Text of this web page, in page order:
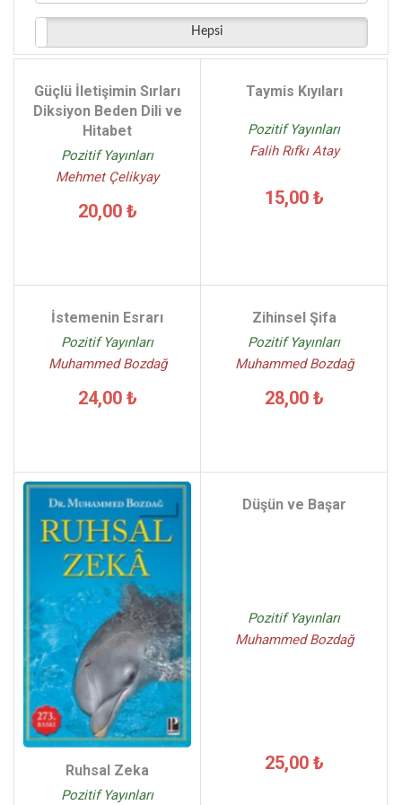
Edward M. Hallowell John J. Ratey - (1)
Temple Grandin Richard Panek - (1)
Moises Naim - (1)
Selin Topçuoğlu Kasırga - (1)
Muharrem Kaşıtoğlu - (1)
Hepsi
Güçlü İletişimin Sırları
Diksiyon Beden Dili ve
Hitabet
Pozitif Yayınları
Mehmet Çelikyay
20,00 ₺
Taymis Kıyıları
Pozitif Yayınları
Falih Rıfkı Atay
15,00 ₺
İstemenin Esrarı
Pozitif Yayınları
Muhammed Bozdağ
24,00 ₺
Zihinsel Şifa
Pozitif Yayınları
Muhammed Bozdağ
28,00 ₺
Ruhsal Zeka
Pozitif Yayınları
Düşün ve Başar
Pozitif Yayınları
Muhammed Bozdağ
25,00 ₺